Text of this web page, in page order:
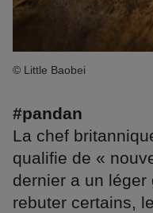
© Little Baobei
#pandan
La chef
qualifie de «
dernier a un léger
rebuter certains,